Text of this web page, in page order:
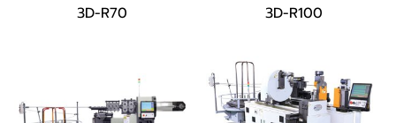
3D-R70 3D-R100